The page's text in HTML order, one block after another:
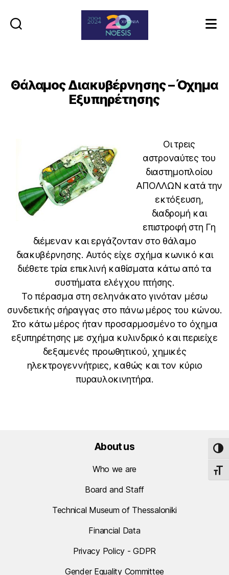
Θάλαμος Διακυβέρνησης – Όχημα
Εξυπηρέτησης
Οι τρεις
αστροναύτες του
διαστημοπλοίου
ΑΠΟΛΛΩΝ κατά την
εκτόξευση,
διαδρομή και
επιστροφή στη Γη
διέμεναν και εργάζονταν στο θάλαμο
διακυβέρνησης. Αυτός είχε σχήμα κωνικό και
διέθετε τρία επικλινή καθίσματα κάτω από τα
συστήματα ελέγχου πτήσης.
Το πέρασμα στη σεληνάκατο γινόταν μέσω
συνδετικής σήραγγας στο πάνω μέρος του κώνου.
Στο κάτω μέρος ήταν προσαρμοσμένο το όχημα
εξυπηρέτησης με σχήμα κυλινδρικό και περιείχε
δεξαμενές προωθητικού, χημικές
ηλεκτρογεννήτριες, καθώς και τον κύριο
πυραυλοκινητήρα.
About us
Who we are
Board and Staff
Technical Museum of Thessaloniki
Financial Data
Privacy Policy - GDPR
Gender Equality Committee